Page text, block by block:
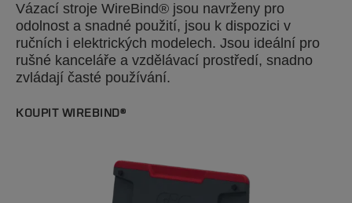
Vázací stroje WireBind® jsou navrženy pro
odolnost a snadné použití, jsou k dispozici v
ručních i elektrických modelech. Jsou ideální pro
rušné kanceláře a vzdělávací prostředí, snadno
zvládají časté používání.
KOUPIT WIREBIND®